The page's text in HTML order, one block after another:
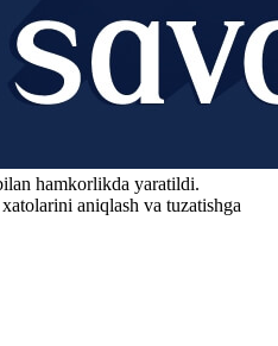
hamkorlikda yaratildi.
aniqlash va tuzatishga